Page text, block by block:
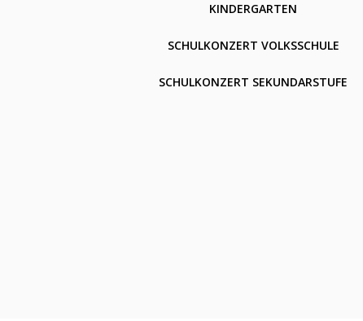
KINDERGARTEN
SCHULKONZERT VOLKSSCHULE
SCHULKONZERT SEKUNDARSTUFE